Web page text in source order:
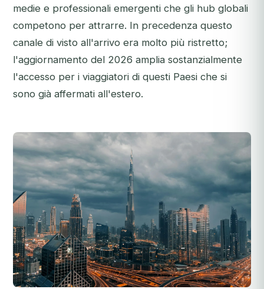
medie e professionali emergenti che gli hub globali
competono per attrarre. In precedenza questo
canale di visto all'arrivo era molto più ristretto;
l'aggiornamento del 2026 amplia sostanzialmente
l'accesso per i viaggiatori di questi Paesi che si
sono già affermati all'estero.